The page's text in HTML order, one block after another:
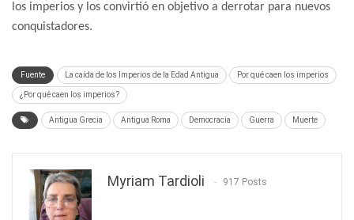
los imperios y los convirtió en objetivo a derrotar para nuevos
conquistadores.
Fuente La caída de los Imperios de la Edad Antigua Por qué caen los imperios
¿Por qué caen los imperios?
Antigua Grecia Antigua Roma Democracia Guerra Muerte
Myriam Tardioli 917 Posts